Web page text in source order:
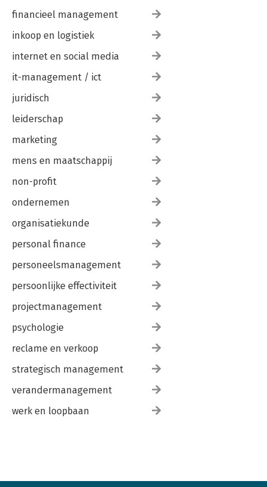
financieel management
inkoop en logistiek
internet en social media
it-management / ict
juridisch
leiderschap
marketing
mens en maatschappij
non-profit
ondernemen
organisatiekunde
personal finance
personeelsmanagement
persoonlijke effectiviteit
projectmanagement
psychologie
reclame en verkoop
strategisch management
verandermanagement
werk en loopbaan